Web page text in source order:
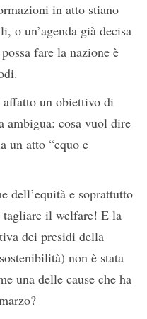
in atto stiano
o un’agenda già decisa
fare la nazione è
un obiettivo di
ambigua: cosa vuol dire
un atto “equo e
dell’equità e soprattutto
tagliare il welfare! E la
dei presidi della
non è stata
una delle cause che ha